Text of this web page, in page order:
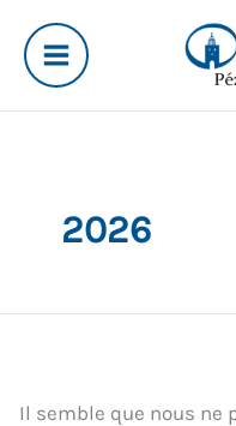
contenu
2026
Il semble que nous ne